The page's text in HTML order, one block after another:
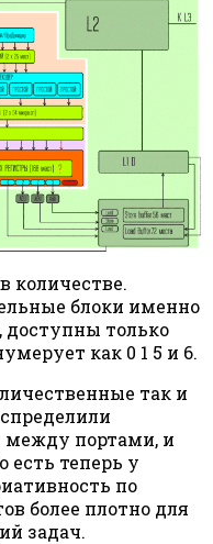
количестве.
блоки именно
доступны только
как 0 1 5 и 6.
так и
между портами, и
есть теперь у
по
более плотно для
задач.